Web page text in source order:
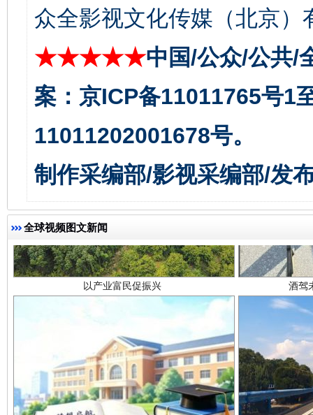
众全影视文化传媒（北京）
★★★★★中国/公众/公共/
案：京ICP备11011765号1
11011202001678号。
制作采编部/影视采编部/发
全球视频图文新闻
一批国家标准开始实施
从幼儿园到大学，有这些资助 “